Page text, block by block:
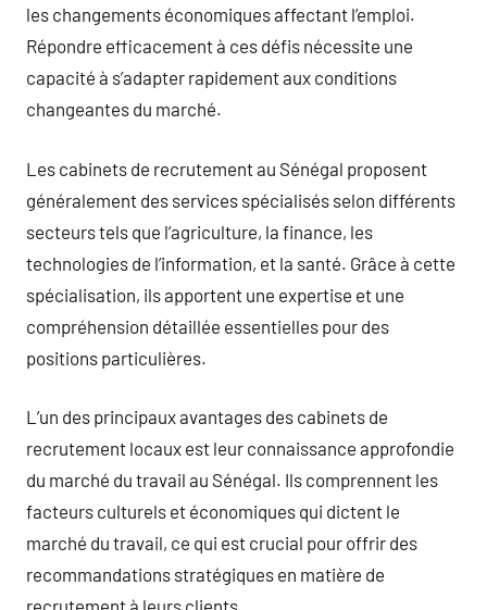
les changements économiques affectant l’emploi.
Répondre efficacement à ces défis nécessite une
capacité à s’adapter rapidement aux conditions
changeantes du marché.
Les cabinets de recrutement au Sénégal proposent
généralement des services spécialisés selon différents
secteurs tels que l’agriculture, la finance, les
technologies de l’information, et la santé. Grâce à cette
spécialisation, ils apportent une expertise et une
compréhension détaillée essentielles pour des
positions particulières.
L’un des principaux avantages des cabinets de
recrutement locaux est leur connaissance approfondie
du marché du travail au Sénégal. Ils comprennent les
facteurs culturels et économiques qui dictent le
marché du travail, ce qui est crucial pour offrir des
recommandations stratégiques en matière de
recrutement à leurs clients.